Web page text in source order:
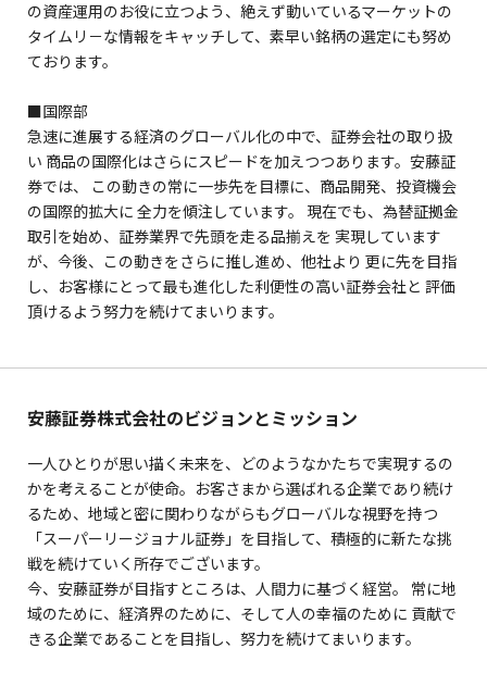
の資産運用のお役に立つよう、絶えず動いているマーケットの
タイムリ－な情報をキャッチして、素早い銘柄の選定にも努め
ております。
■国際部
急速に進展する経済のグローバル化の中で、証券会社の取り扱
い 商品の国際化はさらにスピードを加えつつあります。安藤証
券では、 この動きの常に一歩先を目標に、商品開発、投資機会
の国際的拡大に 全力を傾注しています。 現在でも、為替証拠金
取引を始め、証券業界で先頭を走る品揃えを 実現しています
が、今後、この動きをさらに推し進め、他社より 更に先を目指
し、お客様にとって最も進化した利便性の高い証券会社と 評価
頂けるよう努力を続けてまいります。
安藤証券株式会社のビジョンとミッション
一人ひとりが思い描く未来を、どのようなかたちで実現するの
かを考えることが使命。お客さまから選ばれる企業であり続け
るため、地域と密に関わりながらもグローバルな視野を持つ
「スーパーリージョナル証券」を目指して、積極的に新たな挑
戦を続けていく所存でございます。
今、安藤証券が目指すところは、人間力に基づく経営。 常に地
域のために、経済界のために、そして人の幸福のために 貢献で
きる企業であることを目指し、努力を続けてまいります。